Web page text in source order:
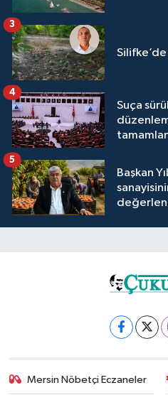
3
Suça
4
Başkan
5
Mersin Nöbetçi Eczaneler